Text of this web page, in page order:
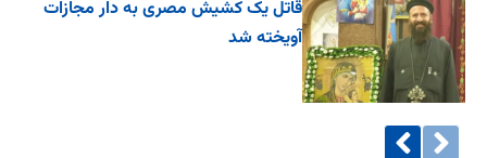
قاتل یک کشیش مصری به دار مجازات
آویخته شد